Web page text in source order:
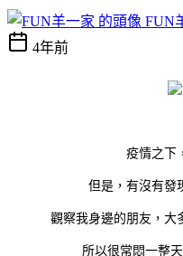
FUN
4年前
疫情之下
但是，有沒有發
觀察我身邊的朋友，大
所以很常悶一整